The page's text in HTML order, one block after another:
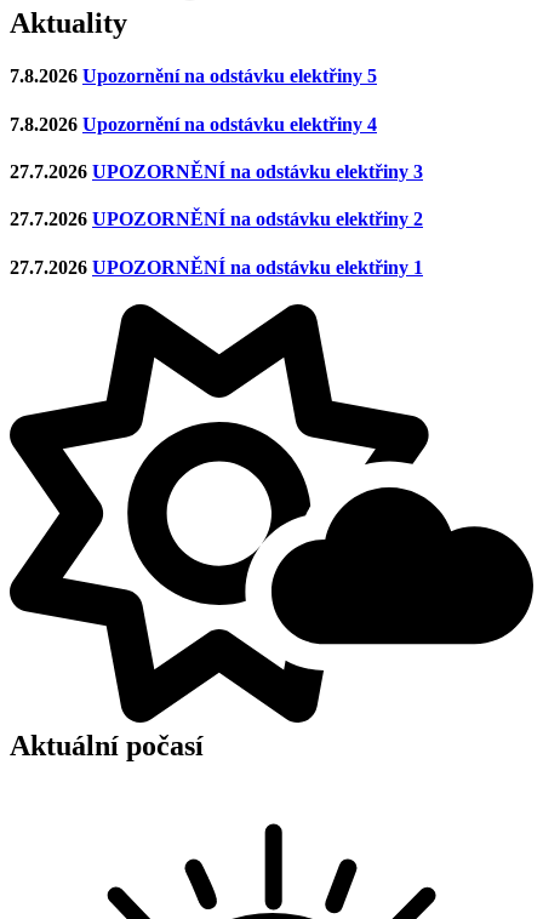
Aktuality
7.8.2026 Upozornění na odstávku elektřiny 5
7.8.2026 Upozornění na odstávku elektřiny 4
27.7.2026 UPOZORNĚNÍ na odstávku elektřiny 3
27.7.2026 UPOZORNĚNÍ na odstávku elektřiny 2
27.7.2026 UPOZORNĚNÍ na odstávku elektřiny 1
Aktuální počasí